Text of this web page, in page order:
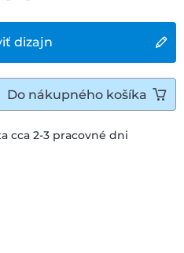
dizajn
cca 2-3 pracovné dni
Do nákupného košíka